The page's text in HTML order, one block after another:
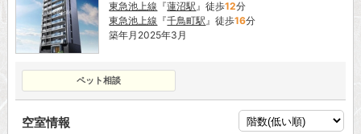
東急池上線 『蓮沼駅 』徒歩12分
東急池上線 『千鳥町駅 』徒歩16分
築年月2025年3月
ペット相談
空室情報